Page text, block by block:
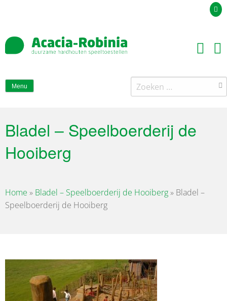
Menu
Zoeken
naar:
Bladel – Speelboerderij de
Hooiberg
Home » Bladel – Speelboerderij de Hooiberg» Bladel –
Speelboerderij de Hooiberg